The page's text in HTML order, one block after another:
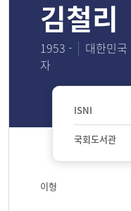
김철리
1953 - 대한민국
자
ISNI
국회도서관
이형